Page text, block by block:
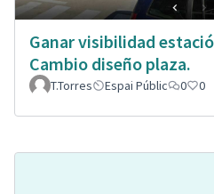
Ganar visibilidad
Cambio diseño plaza.
T.Torres Espai Públic 0 0